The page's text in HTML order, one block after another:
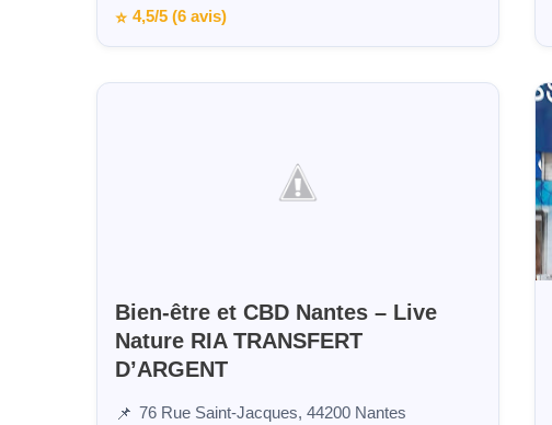
⭐ 4,5/5 (6 avis)
Bien-être et CBD Nantes – Live
Nature RIA TRANSFERT
D’ARGENT
📌 76 Rue Saint-Jacques, 44200 Nantes